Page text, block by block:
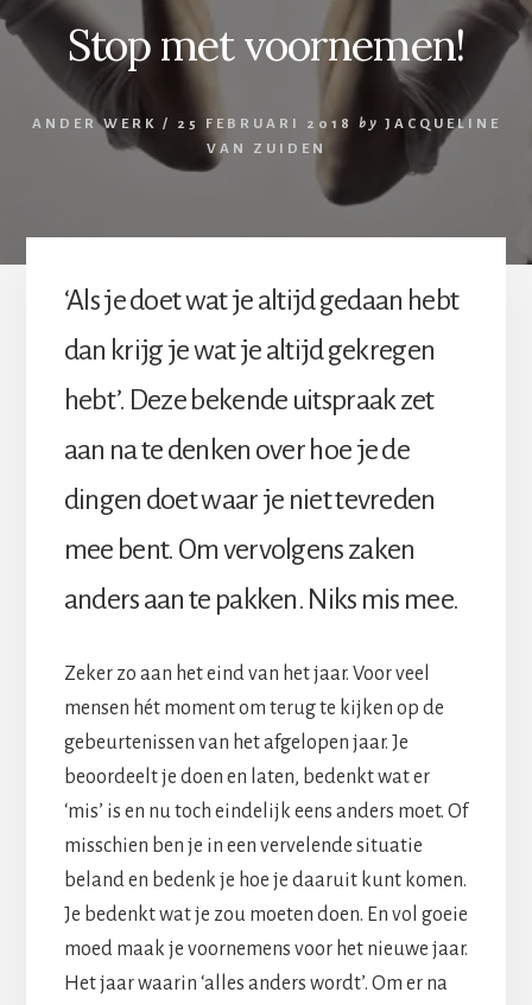
Stop met voornemen!
ANDER WERK / 25 FEBRUARI 2018 by JACQUELINE
VAN ZUIDEN
‘Als je doet wat je altijd gedaan hebt
dan krijg je wat je altijd gekregen
hebt’. Deze bekende uitspraak zet
aan na te denken over hoe je de
dingen doet waar je niet tevreden
mee bent. Om vervolgens zaken
anders aan te pakken. Niks mis mee.
Zeker zo aan het eind van het jaar. Voor veel
mensen hét moment om terug te kijken op de
gebeurtenissen van het afgelopen jaar. Je
beoordeelt je doen en laten, bedenkt wat er
‘mis’ is en nu toch eindelijk eens anders moet. Of
misschien ben je in een vervelende situatie
beland en bedenk je hoe je daaruit kunt komen.
Je bedenkt wat je zou moeten doen. En vol goeie
moed maak je voornemens voor het nieuwe jaar.
Het jaar waarin ‘alles anders wordt’. Om er na